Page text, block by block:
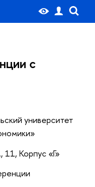
с
университет
11, Корпус «Г»